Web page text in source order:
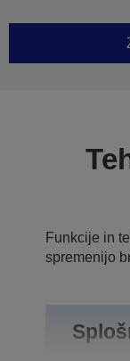
Funkcije in
spremenijo